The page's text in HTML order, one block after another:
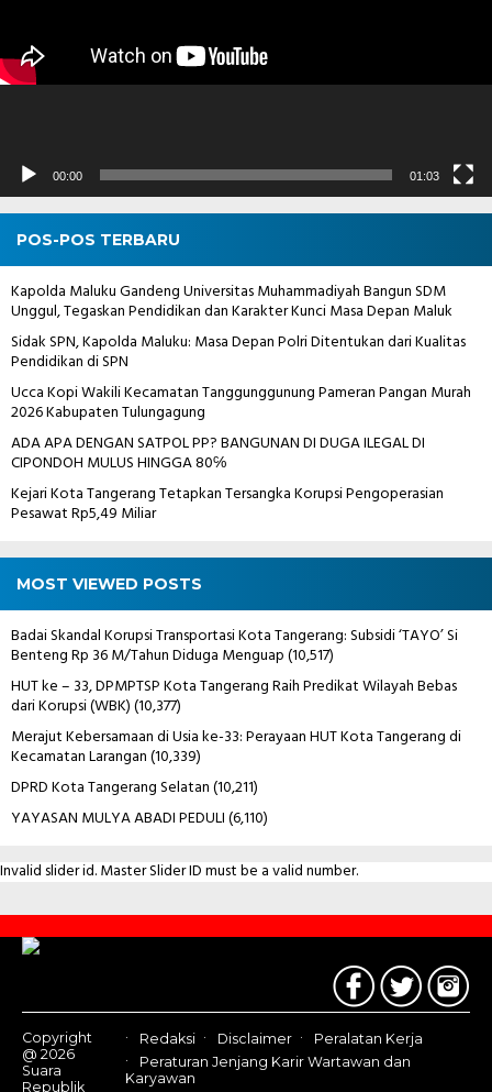
00:00 01:03
POS-POS TERBARU
Kapolda Maluku Gandeng Universitas Muhammadiyah Bangun SDM
Unggul, Tegaskan Pendidikan dan Karakter Kunci Masa Depan Maluk
Sidak SPN, Kapolda Maluku: Masa Depan Polri Ditentukan dari Kualitas
Pendidikan di SPN
Ucca Kopi Wakili Kecamatan Tanggunggunung Pameran Pangan Murah
2026 Kabupaten Tulungagung
ADA APA DENGAN SATPOL PP? BANGUNAN DI DUGA ILEGAL DI
CIPONDOH MULUS HINGGA 80℅
Kejari Kota Tangerang Tetapkan Tersangka Korupsi Pengoperasian
Pesawat Rp5,49 Miliar
MOST VIEWED POSTS
Badai Skandal Korupsi Transportasi Kota Tangerang: Subsidi ‘TAYO’ Si
Benteng Rp 36 M/Tahun Diduga Menguap(10,517)
HUT ke – 33, DPMPTSP Kota Tangerang Raih Predikat Wilayah Bebas
dari Korupsi (WBK)(10,377)
Merajut Kebersamaan di Usia ke-33: Perayaan HUT Kota Tangerang di
Kecamatan Larangan(10,339)
DPRD Kota Tangerang Selatan(10,211)
YAYASAN MULYA ABADI PEDULI(6,110)
Invalid slider id. Master Slider ID must be a valid number.
Contact
Us
Copyright
@ 2026
Suara
Republik
Redaksi Disclaimer
Peralatan Kerja
Peraturan Jenjang Karir Wartawan dan
Karyawan